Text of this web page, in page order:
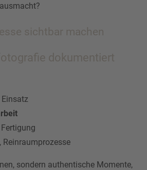
sichtbar machen
dokumentiert
Fertigung
Reinraumprozesse
sondern authentische Momente,